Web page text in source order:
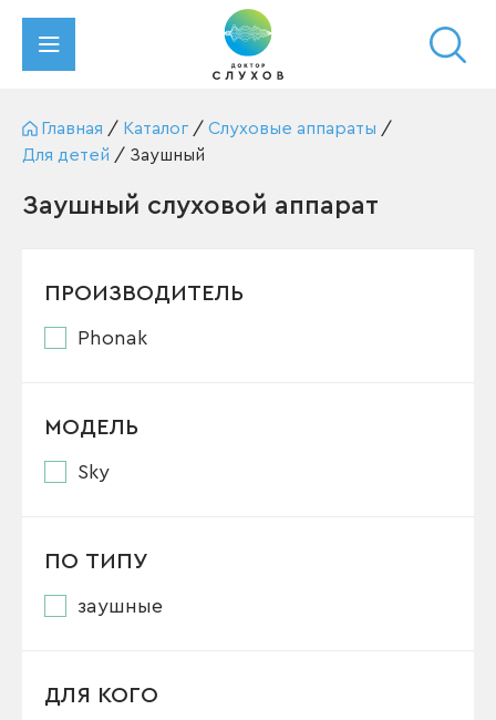
Главная / Каталог / Слуховые аппараты /
Для детей / Заушный
Заушный слуховой аппарат
ПРОИЗВОДИТЕЛЬ
Phonak
МОДЕЛЬ
Sky
ПО ТИПУ
заушные
ДЛЯ КОГО